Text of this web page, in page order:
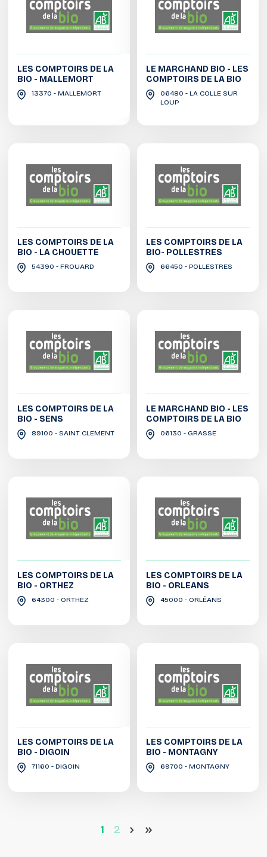
LES COMPTOIRS DE LA
BIO - MALLEMORT
13370 - MALLEMORT
LE MARCHAND BIO - LES
COMPTOIRS DE LA BIO
06480 - LA COLLE SUR
LOUP
LES COMPTOIRS DE LA
BIO - LA CHOUETTE
54390 - FROUARD
LES COMPTOIRS DE LA
BIO- POLLESTRES
66450 - POLLESTRES
LES COMPTOIRS DE LA
BIO - SENS
89100 - SAINT CLEMENT
LE MARCHAND BIO - LES
COMPTOIRS DE LA BIO
06130 - GRASSE
LES COMPTOIRS DE LA
BIO - ORTHEZ
64300 - ORTHEZ
LES COMPTOIRS DE LA
BIO - ORLEANS
45000 - ORLÉANS
LES COMPTOIRS DE LA
BIO - DIGOIN
71160 - DIGOIN
LES COMPTOIRS DE LA
BIO - MONTAGNY
69700 - MONTAGNY
1 2 > >>